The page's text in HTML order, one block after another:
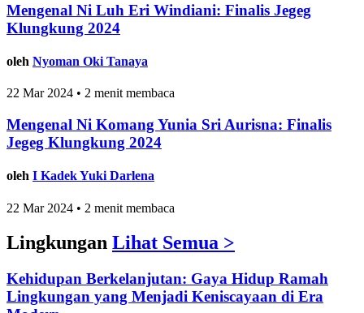
Mengenal Ni Luh Eri Windiani: Finalis Jegeg
Klungkung 2024
oleh Nyoman Oki Tanaya
22 Mar 2024 • 2 menit membaca
Mengenal Ni Komang Yunia Sri Aurisna: Finalis
Jegeg Klungkung 2024
oleh I Kadek Yuki Darlena
22 Mar 2024 • 2 menit membaca
Lingkungan Lihat Semua >
Kehidupan Berkelanjutan: Gaya Hidup Ramah
Lingkungan yang Menjadi Keniscayaan di Era